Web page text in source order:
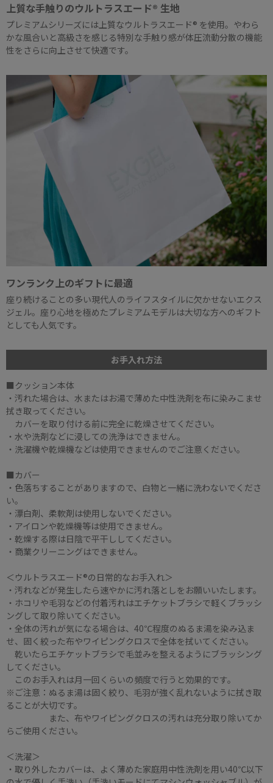
上質な手触りのウルトラスエード® 生地
プレミアムシリーズには上質なウルトラスエード® を使用。やわら
かな風合いと高級さを感じる特別な手触り感が体圧流動分散の機能
性をさらに向上させて快適です。
ワンランク上のギフトに最適
座り続けることの多い現代人のライフスタイルに欠かせないエクス
ジェル。座り心地を極めたプレミアムモデルは大切な方へのギフト
としても人気です。
お手入れ方法
■クッション本体
・汚れた場合は、水またはお湯で薄めた中性洗剤を布に染みこませ
拭き取ってください。
カバーを取り付ける前に完全に乾燥させてください。
・水や洗剤などに浸しての洗浄はできません。
・洗濯機や乾燥機などは使用できませんのでご注意ください。
■カバー
・色落ちすることがありますので、白物と一緒に洗わないでくださ
い。
・漂白剤、柔軟剤は使用しないでください。
・アイロンや乾燥機等は使用できません。
・乾燥する際は日陰で平干ししてください。
・商業クリーニングはできません。
＜ウルトラスエード®の日常的なお手入れ＞
・汚れなどが発生したら速やかに汚れ落としをお願いいたします。
・ホコリや毛羽などの付着汚れはエチケットブラシで軽くブラッシ
ングして取り除いてください。
・全体の汚れが気になる場合は、40℃程度のぬるま湯を染み込ま
せ、固く絞った布やワイピングクロスで全体を拭いてください。
乾いたらエチケットブラシで毛並みを整えるようにブラッシング
してください。
このお手入れは月一回くらいの頻度で行うと効果的です。
※ご注意：ぬるま湯は固く絞り、毛羽が強く乱れないように拭き取
ることが大切です。
また、布やワイピングクロスの汚れは充分取り除いてか
らご使用ください。
＜洗濯＞
・取り外したカバーは、よく薄めた家庭用中性洗剤を用い40℃以下